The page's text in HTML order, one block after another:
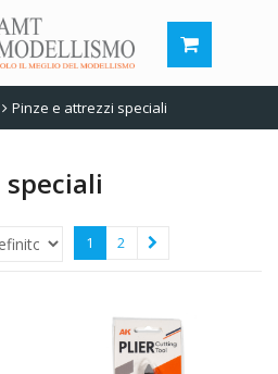
Pinze e attrezzi speciali
1 2